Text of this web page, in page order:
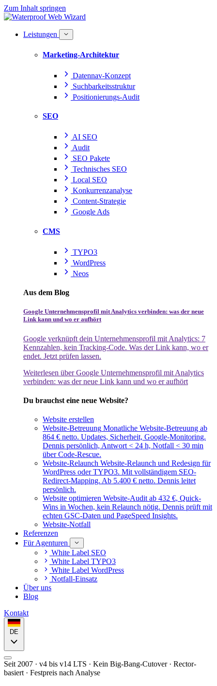
Zum Inhalt springen
Leistungen
Marketing-Architektur
Datennav-Konzept
Suchbarkeitsstruktur
Positionierungs-Audit
SEO
AI SEO
Audit
SEO Pakete
Technisches SEO
Local SEO
Konkurrenzanalyse
Content-Strategie
Google Ads
CMS
TYPO3
WordPress
Neos
Aus dem Blog
Google Unternehmensprofil mit Analytics verbinden: was der neue
Link kann und wo er aufhört
Google verknüpft dein Unternehmensprofil mit Analytics: 7
Kennzahlen, kein Tracking-Code. Was der Link kann, wo er
endet. Jetzt prüfen lassen.
Weiterlesen über Google Unternehmensprofil mit Analytics
verbinden: was der neue Link kann und wo er aufhört
Du brauchst eine neue Website?
Website erstellen
Website-Betreuung Monatliche Website-Betreuung ab
864 € netto. Updates, Sicherheit, Google-Monitoring.
Dennis persönlich, Antwort < 24 h, Notfall < 30 min
über Code-Rescue.
Website-Relaunch Website-Relaunch und Redesign für
WordPress oder TYPO3. Mit vollständigem SEO-
Redirect-Mapping. Ab 5.400 € netto. Dennis leitet
persönlich.
Website optimieren Website-Audit ab 432 €, Quick-
Wins in Wochen, kein Relaunch nötig. Dennis prüft mit
echten GSC-Daten und PageSpeed Insights.
Website-Notfall
Referenzen
Für Agenturen
White Label SEO
White Label TYPO3
White Label WordPress
Notfall-Einsatz
Über uns
Blog
Kontakt
DE
Seit 2007 · v4 bis v14 LTS · Kein Big-Bang-Cutover · Rector-
basiert · Festpreis nach Analyse